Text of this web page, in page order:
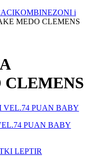
KOMBINEZONI i
MEDO CLEMENS
PUAN BABY